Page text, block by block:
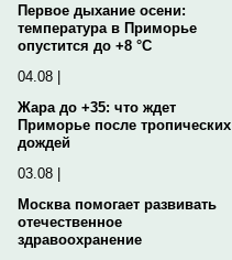
Первое дыхание осени:
температура в Приморье
опустится до +8 °C
04.08 |
Жара до +35: что ждет
Приморье после тропических
дождей
03.08 |
Москва помогает развивать
отечественное
здравоохранение